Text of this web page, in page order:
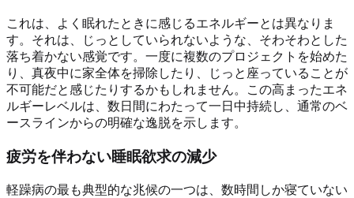
これは、よく眠れたときに感じるエネルギーとは異なりま
す。それは、じっとしていられないような、そわそわとした
落ち着かない感覚です。一度に複数のプロジェクトを始めた
り、真夜中に家全体を掃除したり、じっと座っていることが
不可能だと感じたりするかもしれません。この高まったエネ
ルギーレベルは、数日間にわたって一日中持続し、通常のベ
ースラインからの明確な逸脱を示します。
疲労を伴わない睡眠欲求の減少
軽躁病の最も典型的な兆候の一つは、数時間しか寝ていない